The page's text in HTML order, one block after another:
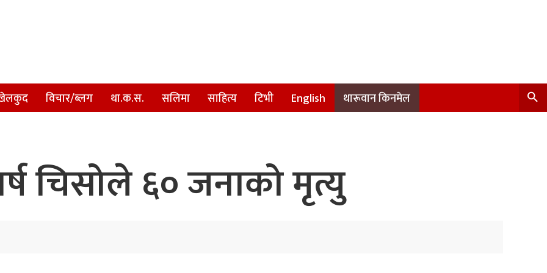
विचार/ब्लग था.क.स. सलिमा साहित्य टिभी English थारूवान किनमेल
चिसोले ६० जनाको मृत्यु